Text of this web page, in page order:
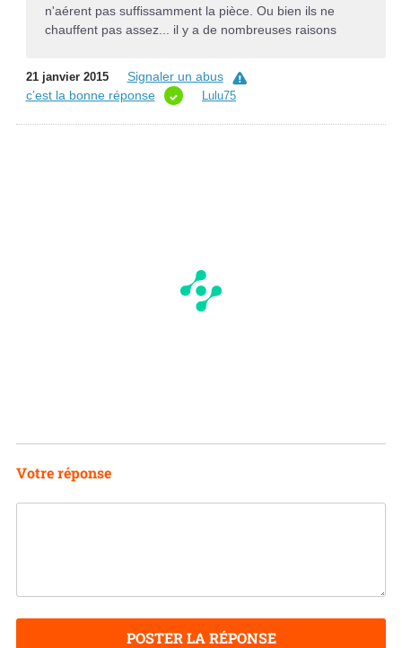
n'aérent pas suffissamment la pièce. Ou bien ils ne
chauffent pas assez... il y a de nombreuses raisons
21 janvier 2015
Signaler un abus
c’est la bonne réponse
Lulu75
Votre réponse
POSTER LA RÉPONSE